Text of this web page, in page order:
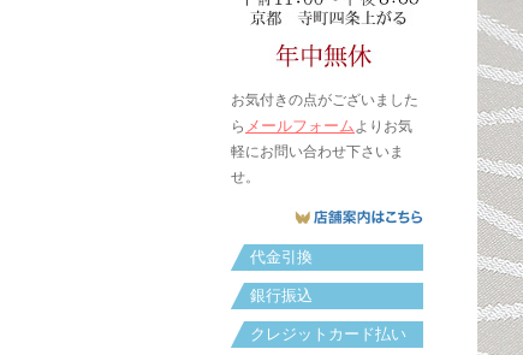
お気付きの点がございました
ら メールフォームよりお気
軽にお問い合わせ下さいま
せ。
代金引換
銀行振込
クレジットカード払い